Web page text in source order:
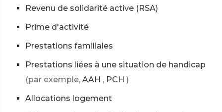
Revenu de solidarité active (RSA)
Prime d'activité
Prestations familiales
Prestations liées à une situation de handicap
(par exemple, AAH , PCH )
Allocations logement